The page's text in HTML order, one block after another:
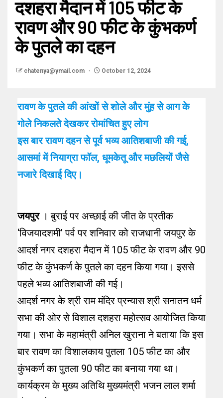
दशहरा मैदान में 105 फीट के
रावण और 90 फीट के कुंभकर्ण
के पुतले का दहन
chatenya@ymail.com October 12, 2024
रावण के पुतले की आंखों से शोले और मुंह से आग के
गोले निकलते देखकर रोमांचित हुए लोग
इस बार रावण दहन से पूर्व भव्य आतिशबाजी की गई,
आसमां में नियाग्रा फॉल, धूमकेतू और मछलियों जैसे
नजारे दिखाई दिए।
जयपुर। बुराई पर अच्छाई की जीत के प्रतीक
‘विजयादशमी’ पर्व पर शनिवार को राजधानी जयपुर के
आदर्श नगर दशहरा मैदान में 105 फीट के रावण और 90
फीट के कुंभकर्ण के पुतले का दहन किया गया। इससे
पहले भव्य आतिशबाजी की गई।
आदर्श नगर के श्री राम मंदिर प्रन्यास श्री सनातन धर्म
सभा की ओर से विशाल दशहरा महोत्सव आयोजित किया
गया। सभा के महामंत्री अनिल खुराना ने बताया कि इस
बार रावण का विशालकाय पुतला 105 फीट का और
कुंभकर्ण का पुतला 90 फीट का बनाया गया था।
कार्यक्रम के मुख्य अतिथि मुख्यमंत्री भजन लाल शर्मा